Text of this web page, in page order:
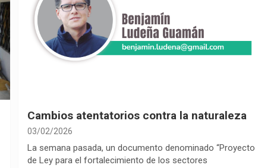
Cambios atentatorios contra la naturaleza
03/02/2026
La semana pasada, un documento denominado “Proyecto
de Ley para el fortalecimiento de los sectores